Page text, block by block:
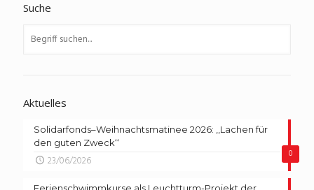
Suche
Aktuelles
0
Solidarfonds–Weihnachtsmatinee 2026: ,,Lachen für
den guten Zweck‘‘
23/06/2026